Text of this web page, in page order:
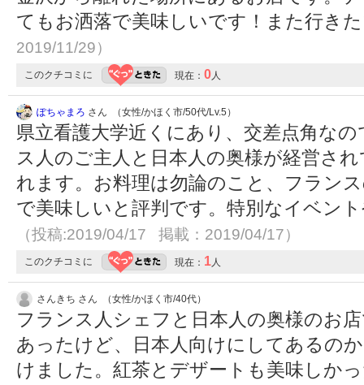
てもお洒落で美味しいです！また行き
2019/11/29）
このクチコミに 現在： 0 人
ぽちゃまろ さん （女性/かほく市/50代/Lv.5）
県立看護大学近くにあり、交差点角な
ス人のご主人と日本人の奥様が経営さ
れます。お料理は勿論のこと、フラン
で美味しいと評判です。特別なイベン
（投稿:2019/04/17 掲載：2019/04/17）
このクチコミに 現在： 1 人
さんきち さん （女性/かほく市/40代）
フランス人シェフと日本人の奥様のお
あったけど、日本人向けにしてあるの
けました。紅茶とデザートも美味しか